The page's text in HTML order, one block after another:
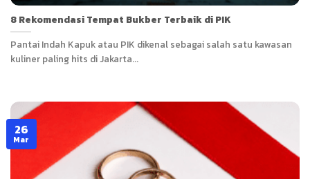
8 Rekomendasi Tempat Bukber Terbaik di PIK
Pantai Indah Kapuk atau PIK dikenal sebagai salah satu kawasan
kuliner paling hits di Jakarta...
26
Mar